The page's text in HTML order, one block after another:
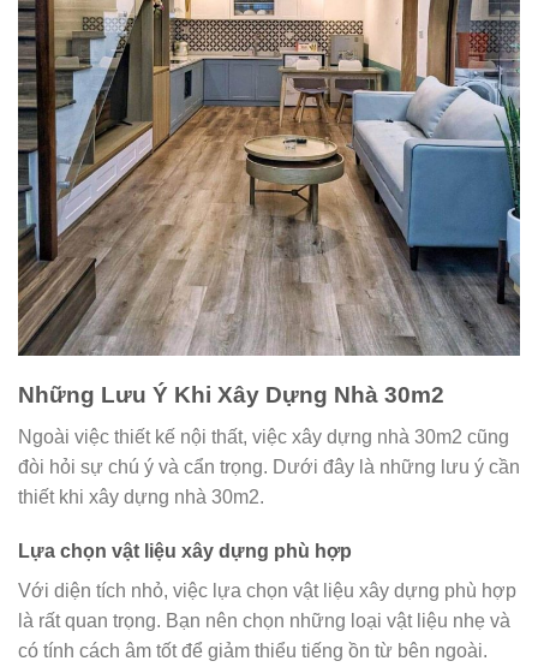
Những Lưu Ý Khi Xây Dựng Nhà 30m2
Ngoài việc thiết kế nội thất, việc xây dựng nhà 30m2 cũng
đòi hỏi sự chú ý và cẩn trọng. Dưới đây là những lưu ý cần
thiết khi xây dựng nhà 30m2.
Lựa chọn vật liệu xây dựng phù hợp
Với diện tích nhỏ, việc lựa chọn vật liệu xây dựng phù hợp
là rất quan trọng. Bạn nên chọn những loại vật liệu nhẹ và
có tính cách âm tốt để giảm thiểu tiếng ồn từ bên ngoài.